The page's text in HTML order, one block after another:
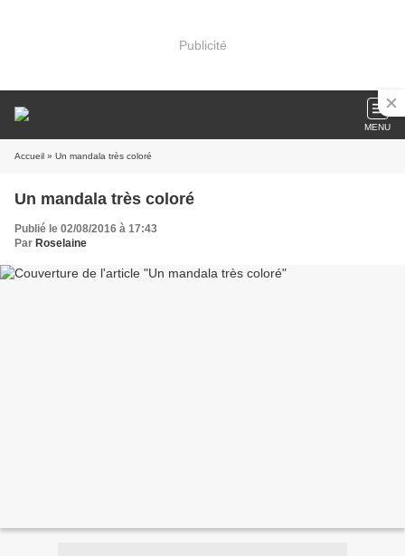
Publicité
MENU
Accueil » Un mandala très coloré
Un mandala très coloré
Publié le 02/08/2016 à 17:43
Par Roselaine